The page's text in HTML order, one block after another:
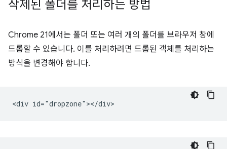
삭제된 폴더를 처리하는 방법
Chrome 21에서는 폴더 또는 여러 개의 폴더를 브라우저 창에
드롭할 수 있습니다. 이를 처리하려면 드롭된 객체를 처리하는
방식을 변경해야 합니다.